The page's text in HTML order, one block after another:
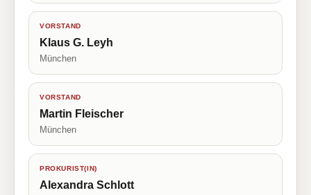
VORSTAND
Klaus G. Leyh
München
VORSTAND
Martin Fleischer
München
PROKURIST(IN)
Alexandra Schlott